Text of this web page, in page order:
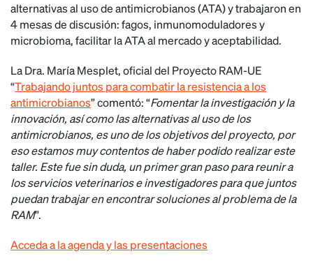
alternativas al uso de antimicrobianos (ATA) y trabajaron en
4 mesas de discusión: fagos, inmunomoduladores y
microbioma, facilitar la ATA al mercado y aceptabilidad.
La Dra. María Mesplet, oficial del Proyecto RAM-UE
“Trabajando juntos para combatir la resistencia a los
antimicrobianos” comentó: “Fomentar la investigación y la
innovación, así como las alternativas al uso de los
antimicrobianos, es uno de los objetivos del proyecto, por
eso estamos muy contentos de haber podido realizar este
taller. Este fue sin duda, un primer gran paso para reunir a
los servicios veterinarios e investigadores para que juntos
puedan trabajar en encontrar soluciones al problema de la
RAM”.
Acceda a la agenda y las presentaciones